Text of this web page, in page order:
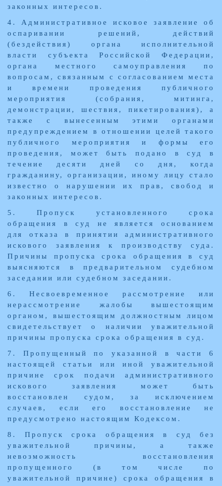
законных интересов.
4. Административное исковое заявление об
оспаривании решений, действий
(бездействия) органа исполнительной
власти субъекта Российской Федерации,
органа местного самоуправления по
вопросам, связанным с согласованием места
и времени проведения публичного
мероприятия (собрания, митинга,
демонстрации, шествия, пикетирования), а
также с вынесенным этими органами
предупреждением в отношении целей такого
публичного мероприятия и формы его
проведения, может быть подано в суд в
течение десяти дней со дня, когда
гражданину, организации, иному лицу стало
известно о нарушении их прав, свобод и
законных интересов.
5. Пропуск установленного срока
обращения в суд не является основанием
для отказа в принятии административного
искового заявления к производству суда.
Причины пропуска срока обращения в суд
выясняются в предварительном судебном
заседании или судебном заседании.
6. Несвоевременное рассмотрение или
нерассмотрение жалобы вышестоящим
органом, вышестоящим должностным лицом
свидетельствует о наличии уважительной
причины пропуска срока обращения в суд.
7. Пропущенный по указанной в части 6
настоящей статьи или иной уважительной
причине срок подачи административного
искового заявления может быть
восстановлен судом, за исключением
случаев, если его восстановление не
предусмотрено настоящим Кодексом.
8. Пропуск срока обращения в суд без
уважительной причины, а также
невозможность восстановления
пропущенного (в том числе по
уважительной причине) срока обращения в